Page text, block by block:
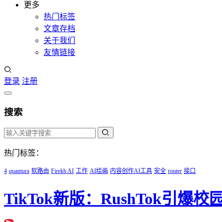
更多
热门标签
文章存档
关于我们
友情链接
登录 注册
搜索
热门标签：
4 quantura 软路由 Firekb AI 工作 AI绘画 内容创作AI工具 安全 router 接口
TikTok新版：RushTok引爆校